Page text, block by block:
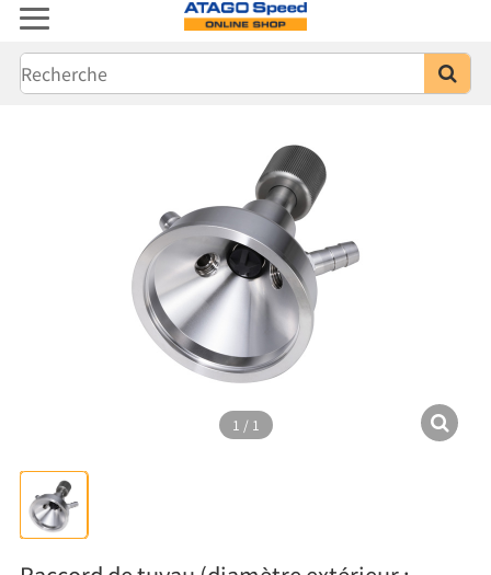
1 / 1